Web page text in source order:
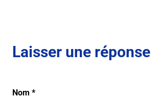
Laisser une réponse
Nom *